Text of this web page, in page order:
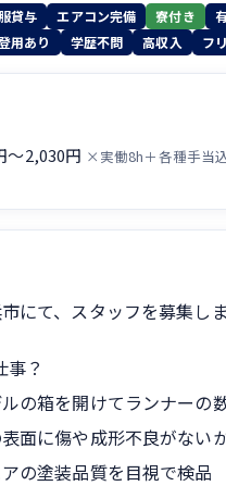
貸与 エアコン完備 寮付き
用あり 学歴不問 高収入 フ
〜2,030円 ×実働8h＋各種手当
にて、スタッフを募集し
事？
の箱を開けてランナーの
面に傷や成形不良がない
の塗装品質を目視で検品